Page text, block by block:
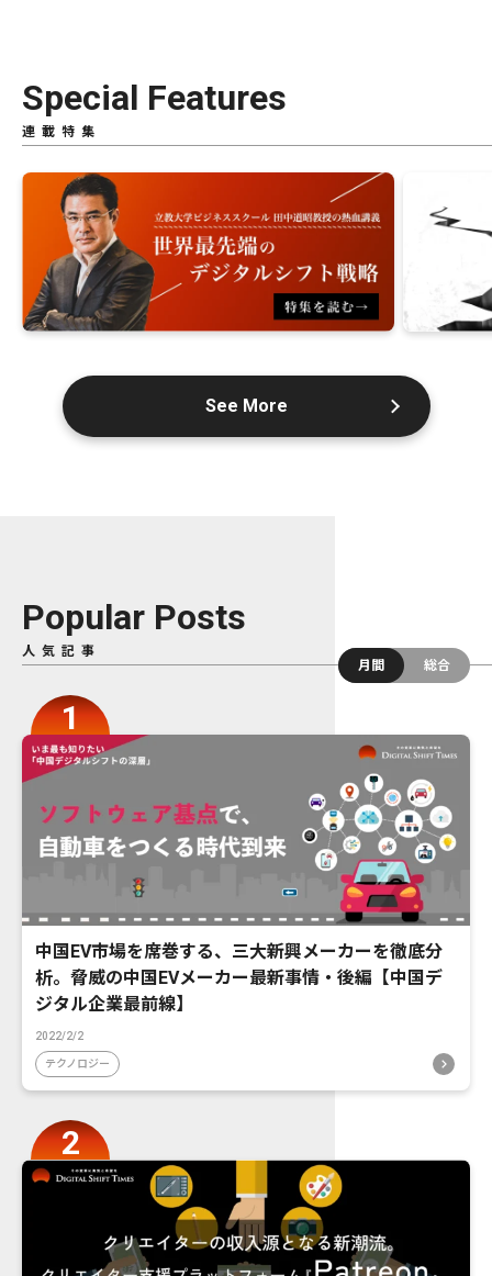
Special Features
連載特集
See More
Popular Posts
人気記事
月間
総合
中国EV市場を席巻する、三大新興メーカーを徹底分
析。脅威の中国EVメーカー最新事情・後編【中国デ
ジタル企業最前線】
2022/2/2
テクノロジー